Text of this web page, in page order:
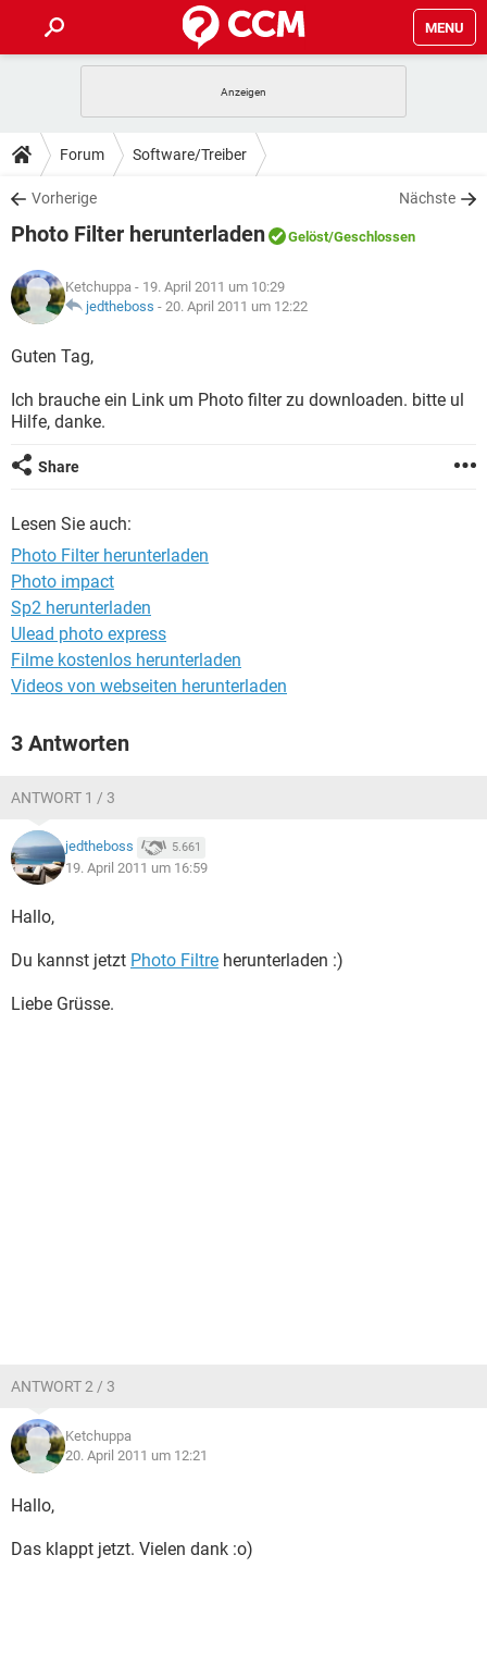
MENU
ANDROID IOS
WINDOWS 10
WHATSAPP TIKTOK
FACEBOOK
TIPPS & TRICKS
SPIELE
WHATSAPP TIKTOK
FACEBOOK
DOWNLOADS
SPIELE STREAMING
ANDROID
WINDOWS 10 INSTAGRAM
WHATSAPP
SPIELE STREAMING
ANDROID
WINDOWS 10
WHATSAPP TIKTOK
LEXIKON
SPIELE
WINDOWS 10
WHATSAPP
Forum Software/Treiber
Vorherige Nächste
Photo Filter herunterladen Gelöst/Geschlossen
Ketchuppa - 19. April 2011 um 10:29
jedtheboss - 20. April 2011 um 12:22
Guten Tag,
Ich brauche ein Link um Photo filter zu downloaden. bitte ul
Hilfe, danke.
Share
Lesen Sie auch:
Photo Filter herunterladen
Photo impact
Sp2 herunterladen
Ulead photo express
Filme kostenlos herunterladen
Videos von webseiten herunterladen
3 Antworten
ANTWORT 1 / 3
jedtheboss 5.661
19. April 2011 um 16:59
Hallo,
Du kannst jetzt Photo Filtre herunterladen :)
Liebe Grüsse.
ANTWORT 2 / 3
Ketchuppa
20. April 2011 um 12:21
Hallo,
Das klappt jetzt. Vielen dank :o)